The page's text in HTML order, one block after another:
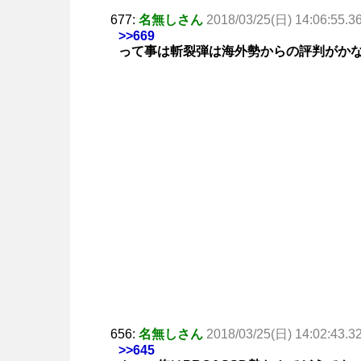
677: 名無しさん 2018/03/25(日) 14:06:55.36
>>669
って事は斬裂弾は海外勢からの評判がか
656: 名無しさん 2018/03/25(日) 14:02:43.32
>>645